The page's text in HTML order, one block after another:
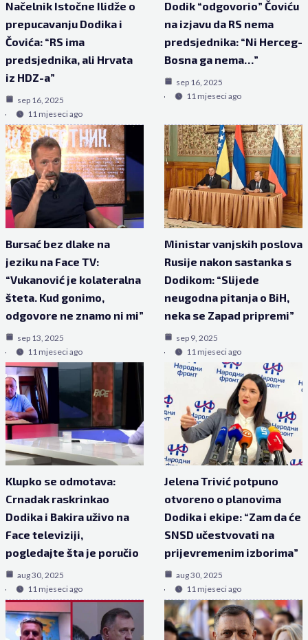
Načelnik Istočne Ilidže o
prepucavanju Dodika i
Čovića: “RS ima
predsjednika, ali Hrvata
iz HDZ-a”
sep 16, 2025
11 mjeseci ago
Dodik “odgovorio” Čoviću
na izjavu da RS nema
predsjednika: “Ni Herceg-
Bosna ga nema…”
sep 16, 2025
11 mjeseci ago
Bursać bez dlake na
jeziku na Face TV:
“Vukanović je kolateralna
šteta. Kud gonimo,
odgovore ne znamo ni mi”
sep 13, 2025
11 mjeseci ago
Ministar vanjskih poslova
Rusije nakon sastanka s
Dodikom: “Slijede
neugodna pitanja o BiH,
neka se Zapad pripremi”
sep 9, 2025
11 mjeseci ago
Klupko se odmotava:
Crnadak raskrinkao
Dodika i Bakira uživo na
Face televiziji,
pogledajte šta je poručio
aug 30, 2025
11 mjeseci ago
Jelena Trivić potpuno
otvoreno o planovima
Dodika i ekipe: “Zam da će
SNSD učestvovati na
prijevremenim izborima”
aug 30, 2025
11 mjeseci ago